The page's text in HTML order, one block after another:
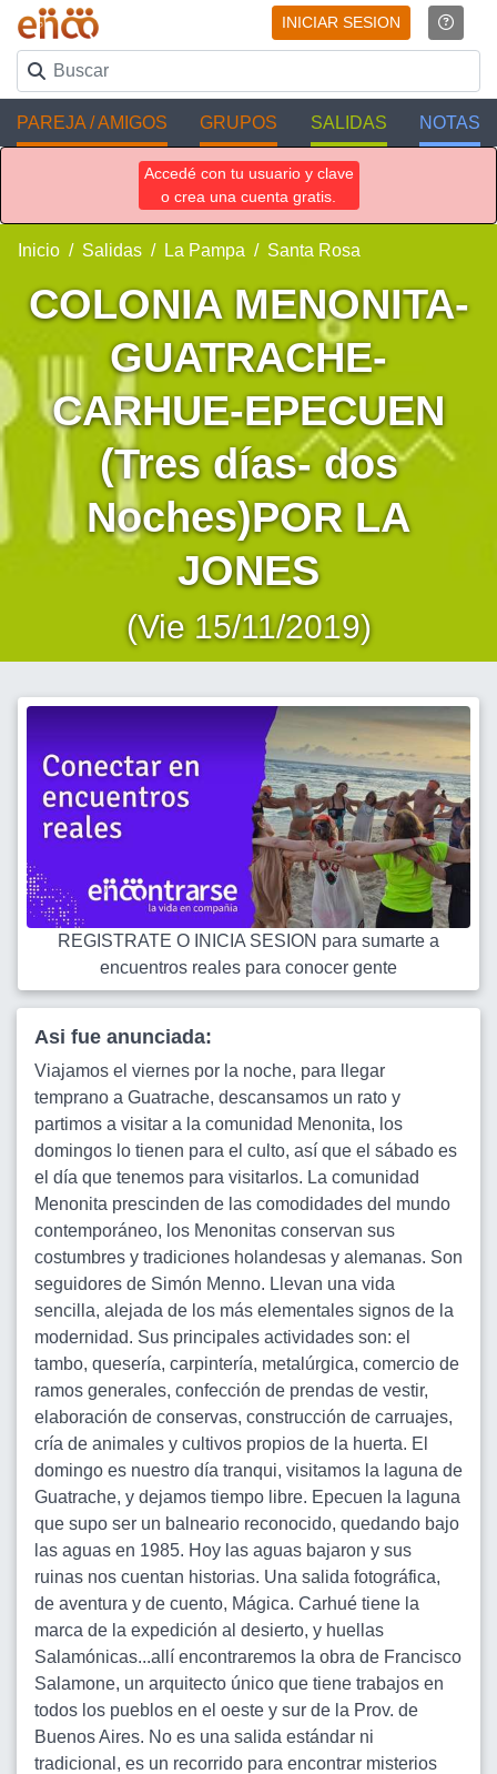
INICIAR SESION
PAREJA / AMIGOS GRUPOS SALIDAS NOTAS
Accedé con tu usuario y clave
o crea una cuenta gratis.
Inicio Salidas La Pampa Santa Rosa
COLONIA MENONITA-
GUATRACHE-
CARHUE-EPECUEN
(Tres días- dos
Noches)POR LA
JONES
(Vie 15/11/2019)
REGISTRATE O INICIA SESION para sumarte a
encuentros reales para conocer gente
Asi fue anunciada:
Viajamos el viernes por la noche, para llegar
temprano a Guatrache, descansamos un rato y
partimos a visitar a la comunidad Menonita, los
domingos lo tienen para el culto, así que el sábado es
el día que tenemos para visitarlos. La comunidad
Menonita prescinden de las comodidades del mundo
contemporáneo, los Menonitas conservan sus
costumbres y tradiciones holandesas y alemanas. Son
seguidores de Simón Menno. Llevan una vida
sencilla, alejada de los más elementales signos de la
modernidad. Sus principales actividades son: el
tambo, quesería, carpintería, metalúrgica, comercio de
ramos generales, confección de prendas de vestir,
elaboración de conservas, construcción de carruajes,
cría de animales y cultivos propios de la huerta. El
domingo es nuestro día tranqui, visitamos la laguna de
Guatrache, y dejamos tiempo libre. Epecuen la laguna
que supo ser un balneario reconocido, quedando bajo
las aguas en 1985. Hoy las aguas bajaron y sus
ruinas nos cuentan historias. Una salida fotográfica,
de aventura y de cuento, Mágica. Carhué tiene la
marca de la expedición al desierto, y huellas
Salamónicas...allí encontraremos la obra de Francisco
Salamone, un arquitecto único que tiene trabajos en
todos los pueblos en el oeste y sur de la Prov. de
Buenos Aires. No es una salida estándar ni
tradicional, es un recorrido para encontrar misterios